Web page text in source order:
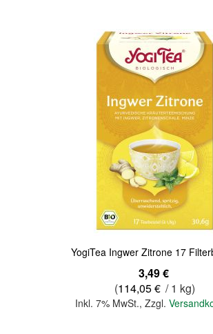
YogiTea Ingwer Zitrone 17
3,49 €
(114,05 € / 1 kg)
Inkl. 7% MwSt., Zzgl.